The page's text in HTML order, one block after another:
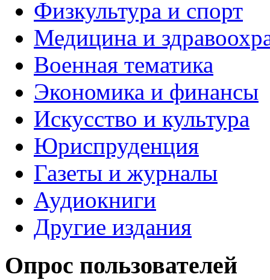
Физкультура и спорт
Медицина и
Военная тематика
Экономика и финансы
Искусство и культура
Юриспруденция
Газеты и журналы
Аудиокниги
Другие издания
Опрос пользователей